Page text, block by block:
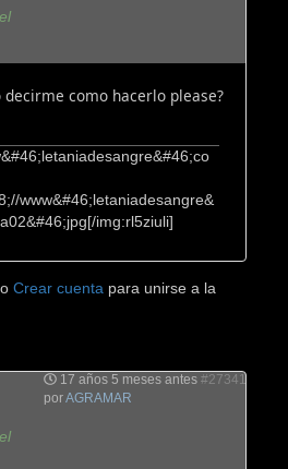
como hacerlo please?
www&#46;letaniadesangre&
img:rl5ziuli]
oCrear cuenta para unirse a la
17 años 5 meses antes #27341
porAGRAMAR